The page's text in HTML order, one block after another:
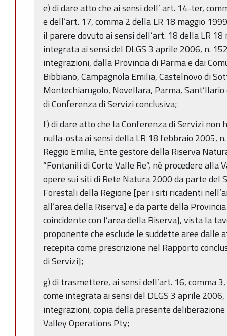
e) di dare atto che ai sensi dell’ art. 14-ter,
e dell’art. 17, comma 2 della LR 18 maggio
il parere dovuto ai sensi dell’art. 18 della LR 18
integrata ai sensi del DLGS 3 aprile 2006, n.
integrazioni, dalla Provincia di Parma e dai
Bibbiano, Campagnola Emilia, Castelnovo di
Montechiarugolo, Novellara, Parma,
di Conferenza di Servizi conclusiva;
f) di dare atto che la Conferenza di Servizi non
nulla-osta ai sensi della LR 18 febbraio 2005,
Reggio Emilia, Ente gestore della Riserva
“Fontanili di Corte Valle Re”, né procedere alla
opere sui siti di Rete Natura 2000 da parte del
Forestali della Regione [per i siti ricadenti
all’area della Riserva] e da parte della
coincidente con l’area della Riserva], vista la
proponente che esclude le suddette aree dalle
recepita come prescrizione nel Rapporto
di Servizi];
g) di trasmettere, ai sensi dell’art. 16, comma
come integrata ai sensi del DLGS 3 aprile
integrazioni, copia della presente
Valley Operations Pty;